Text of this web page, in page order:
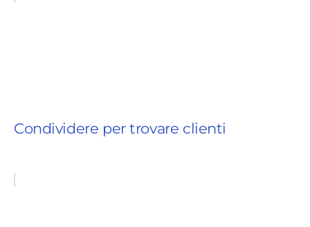
Condividere per trovare clienti